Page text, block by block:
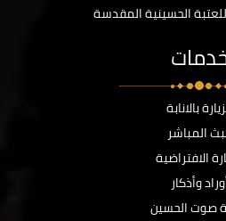
الحسينية المقدسة
بالانابة
المباشر
الافتراضية
وأذكار
صوت الحسين